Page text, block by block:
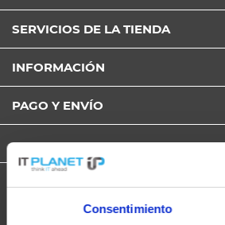
Consentimiento
SERVICIOS DE LA TIENDA
INFORMACIÓN
PAGO Y ENVÍO
Revocar el contrato